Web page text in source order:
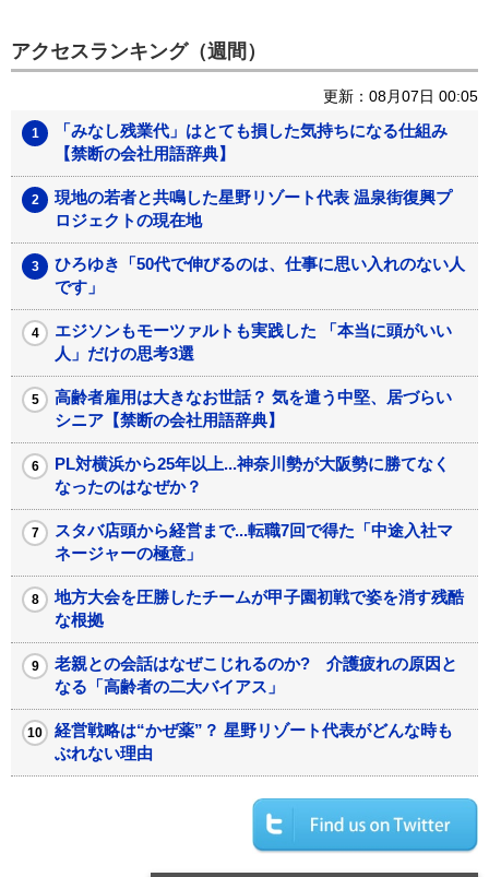
アクセスランキング（週間）
更新：08月07日 00:05
「みなし残業代」はとても損した気持ちになる仕組み
【禁断の会社用語辞典】
現地の若者と共鳴した星野リゾート代表 温泉街復興プ
ロジェクトの現在地
ひろゆき「50代で伸びるのは、仕事に思い入れのない人
です」
エジソンもモーツァルトも実践した 「本当に頭がいい
人」だけの思考3選
高齢者雇用は大きなお世話？ 気を遣う中堅、居づらい
シニア【禁断の会社用語辞典】
PL対横浜から25年以上...神奈川勢が大阪勢に勝てなく
なったのはなぜか？
スタバ店頭から経営まで...転職7回で得た「中途入社マ
ネージャーの極意」
地方大会を圧勝したチームが甲子園初戦で姿を消す残酷
な根拠
老親との会話はなぜこじれるのか? 介護疲れの原因と
なる「高齢者の二大バイアス」
経営戦略は“かぜ薬”？ 星野リゾート代表がどんな時も
ぶれない理由